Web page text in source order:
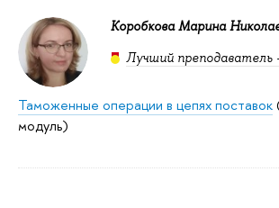
Коробкова Марина
Лучший преподаватель
Таможенные операции в цепях поставок
модуль)